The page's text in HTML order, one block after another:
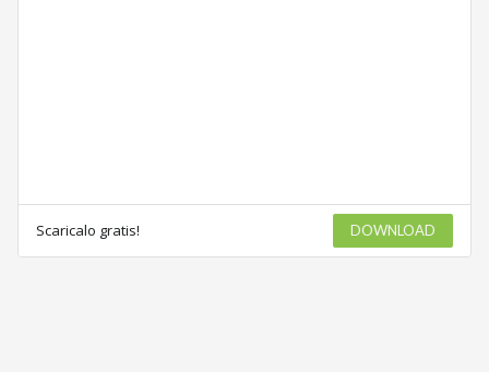
Scaricalo gratis! DOWNLOAD